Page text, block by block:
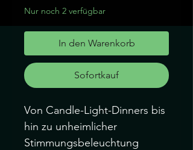
Nur noch 2 verfügbar
In den Warenkorb
Sofortkauf
Von Candle-Light-Dinners bis
hin zu unheimlicher
Stimmungsbeleuchtung